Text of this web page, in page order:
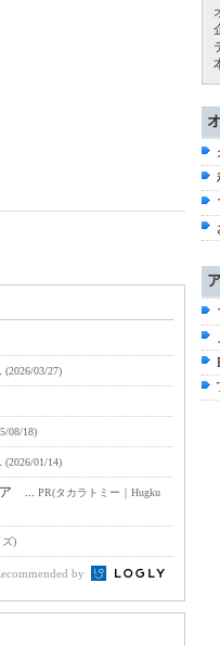
(2026/03/27)
08/18)
(2026/01/14)
ア ... PR(タカラトミー｜Hugku
ズ)
by